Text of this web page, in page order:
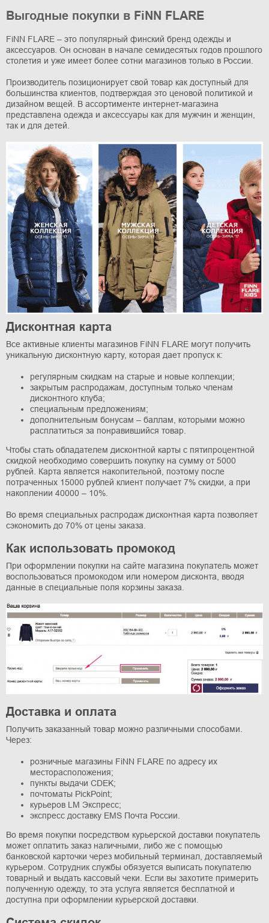
Выгодные покупки в FiNN FLARE
FiNN FLARE – это популярный финский бренд одежды и
аксессуаров. Он основан в начале семидесятых годов прошлого
столетия и уже имеет более сотни магазинов только в России.
Производитель позиционирует свой товар как доступный для
большинства клиентов, подтверждая это ценовой политикой и
дизайном вещей. В ассортименте интернет-магазина
представлена одежда и аксессуары как для мужчин и женщин,
так и для детей.
Дисконтная карта
Все активные клиенты магазинов FiNN FLARE могут получить
уникальную дисконтную карту, которая дает пропуск к:
регулярным скидкам на старые и новые коллекции;
закрытым распродажам, доступным только членам
дисконтного клуба;
специальным предложениям;
дополнительным бонусам – баллам, которыми можно
расплатиться за понравившийся товар.
Чтобы стать обладателем дисконтной карты с пятипроцентной
скидкой необходимо совершить покупку на сумму от 5000
рублей. Карта является накопительной, поэтому после
потраченных 15000 рублей клиент получает 7% скидки, а при
накоплении 40000 – 10%.
Во время специальных распродаж дисконтная карта позволяет
сэкономить до 70% от цены заказа.
Как использовать промокод
При оформлении покупки на сайте магазина покупатель может
воспользоваться промокодом или номером дисконта, вводя
данные в специальные поля корзины заказа.
Доставка и оплата
Получить заказанный товар можно различными способами.
Через:
розничные магазины FiNN FLARE по адресу их
месторасположения;
пункты выдачи CDEK;
почтоматы PickPoint;
курьеров LM Экспресс;
экспресс доставку EMS Почта России.
Во время покупки посредством курьерской доставки покупатель
может оплатить заказ наличными, либо же с помощью
банковской карточки через мобильный терминал, доставляемый
курьером. Сотрудник службы обязуется выписать покупателю
товарный и выдать кассовый чеки. Если вы захотите примерить
полученную одежду, то эта услуга является бесплатной и
доступна при оформлении курьерской доставки.